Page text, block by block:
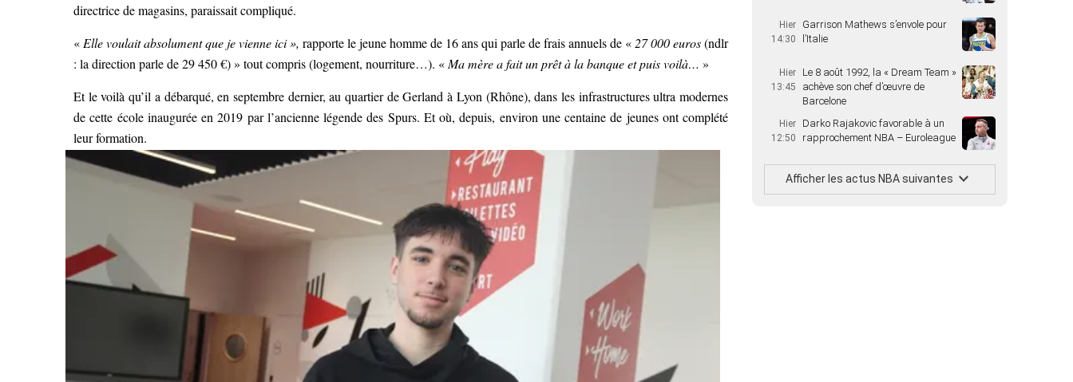
directrice de magasins, paraissait compliqué.
« Elle voulait absolument que je vienne ici », rapporte le jeune homme de 16 ans qui parle de frais annuels de « 27 000 euros(ndlr
: la direction parle de 29 450 €) » tout compris (logement, nourriture…). « Ma mère a fait un prêt à la banque et puis voilà… »
Et le voilà qu’il a débarqué, en septembre dernier, au quartier de Gerland à Lyon (Rhône), dans les infrastructures ultra modernes
de cette école inaugurée en 2019 par l’ancienne légende des Spurs. Et où, depuis, environ une centaine de jeunes ont complété
leur formation.
Hier
14:30
Garrison Mathews s’envole pour
l’Italie
Hier
13:45
Le 8 août 1992, la « Dream Team »
achève son chef d’œuvre de
Barcelone
Hier
12:50
Darko Rajakovic favorable à un
rapprochement NBA – Euroleague
Afficher les actus NBA suivantes